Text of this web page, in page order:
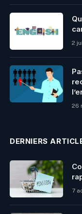
2
26
DERNIERS
7